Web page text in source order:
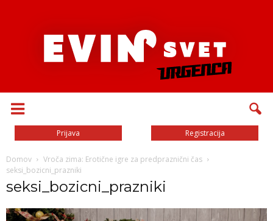
Prijava Registracija
Domov
Vroča zima: Erotične igre za predpraznični čas
seksi_bozicni_prazniki
seksi_bozicni_prazniki